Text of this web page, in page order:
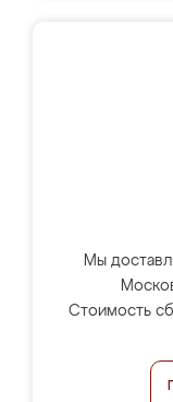
Мы
Стоимость